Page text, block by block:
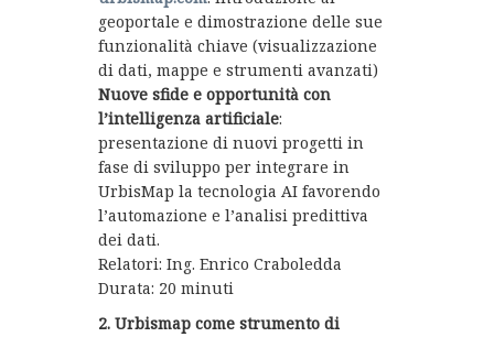
geoportale e dimostrazione delle sue
funzionalità chiave (visualizzazione
di dati, mappe e strumenti avanzati)
Nuove sfide e opportunità con
l’intelligenza artificiale:
presentazione di nuovi progetti in
fase di sviluppo per integrare in
UrbisMap la tecnologia AI favorendo
l’automazione e l’analisi predittiva
dei dati.
Relatori: Ing. Enrico Craboledda
Durata: 20 minuti
2. Urbismap come strumento di